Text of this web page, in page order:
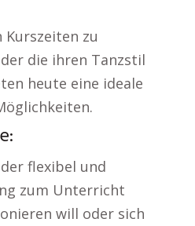
zu
die ihren Tanzstil
heute eine ideale
flexibel und
zum Unterricht
will oder sich